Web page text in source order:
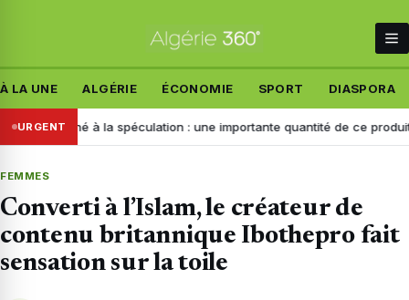
À LA UNE ALGÉRIE ÉCONOMIE SPORT DIASPORA
URGENT
à la spéculation : une importante quantité de ce produit saisie à
FEMMES
Converti à l’Islam, le créateur de
contenu britannique Ibothepro fait
sensation sur la toile